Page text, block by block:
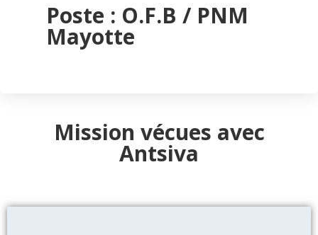
Poste : O.F.B / PNM
Mayotte
Mission vécues avec
Antsiva